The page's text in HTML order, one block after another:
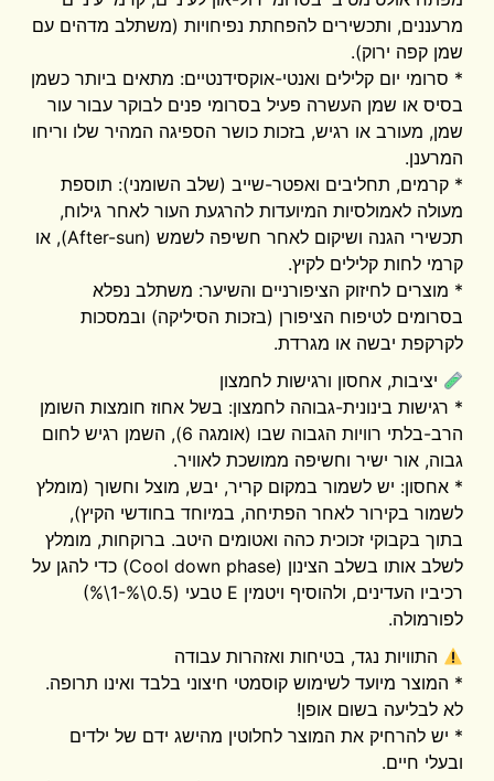
מרעננים, ותכשירים להפחתת נפיחויות (משתלב מדהים עם
שמן קפה ירוק).
* סרומי יום קלילים ואנטי-אוקסידנטיים: מתאים ביותר כשמן
בסיס או שמן העשרה פעיל בסרומי פנים לבוקר עבור עור
שמן, מעורב או רגיש, בזכות כושר הספיגה המהיר שלו וריחו
המרענן.
* קרמים, תחליבים ואפטר-שייב (שלב השומני): תוספת
מעולה לאמולסיות המיועדות להרגעת העור לאחר גילוח,
תכשירי הגנה ושיקום לאחר חשיפה לשמש (After-sun), או
קרמי לחות קלילים לקיץ.
* מוצרים לחיזוק הציפורניים והשיער: משתלב נפלא
בסרומים לטיפוח הציפורן (בזכות הסיליקה) ובמסכות
לקרקפת יבשה או מגרדת.
יציבות, אחסון ורגישות לחמצון
* רגישות בינונית-גבוהה לחמצון: בשל אחוז חומצות השומן
הרב-בלתי רוויות הגבוה שבו (אומגה 6), השמן רגיש לחום
גבוה, אור ישיר וחשיפה ממושכת לאוויר.
* אחסון: יש לשמור במקום קריר, יבש, מוצל וחשוך (מומלץ
לשמור בקירור לאחר הפתיחה, במיוחד בחודשי הקיץ),
בתוך בקבוקי זכוכית כהה ואטומים היטב. ברוקחות, מומלץ
לשלב אותו בשלב הצינון (Cool down phase) כדי להגן על
רכיביו העדינים, ולהוסיף ויטמין E טבעי (0.5\%-1\%)
לפורמולה.
התוויות נגד, בטיחות ואזהרות עבודה
* המוצר מיועד לשימוש קוסמטי חיצוני בלבד ואינו תרופה.
לא לבליעה בשום אופן!
* יש להרחיק את המוצר לחלוטין מהישג ידם של ילדים
ובעלי חיים.